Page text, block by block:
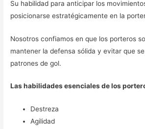
Su habilidad para anticipar los
posicionarse estratégicamente en la
Nosotros confiamos en que los porteros
mantener la defensa sólida y evitar que
patrones de gol.
Las habilidades esenciales de los
Destreza
Agilidad